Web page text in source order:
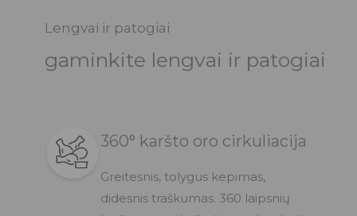
Lengvai ir patogiai
gaminkite lengvai ir patogiai
360° karšto oro cirkuliacija
Greitesnis, tolygus kepimas,
didesnis traškumas. 360 laipsnių